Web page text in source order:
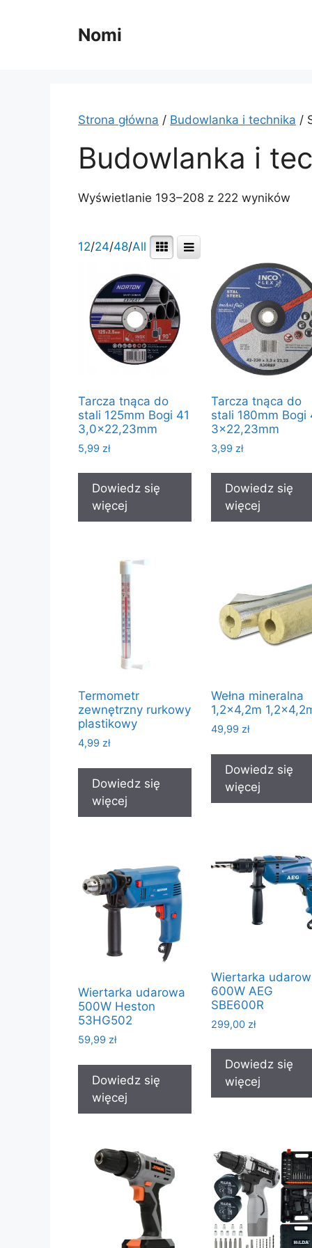
Nomi
Strona główna / Budowlanka i technika /
Budowlanka i
Wyświetlanie 193–208 z 222 wyników
12/24/48/All
Tarcza tnąca do
stali 125mm Bogi 41
3,0×22,23mm
5,99 zł
Dowiedz się
więcej
Tarcza tnąca do
stali 180mm Bogi
3×22,23mm
3,99zł
Dowiedz się
więcej
Termometr
zewnętrzny rurkowy
plastikowy
4,99 zł
Dowiedz się
więcej
Wełna mineralna
1,2×4,2m
49,99zł
Dowiedz się
więcej
Wiertarka udarowa
500W Heston
53HG502
59,99 zł
Dowiedz się
więcej
Wiertarka
600W AEG
SBE600R
299,00zł
Dowiedz się
więcej